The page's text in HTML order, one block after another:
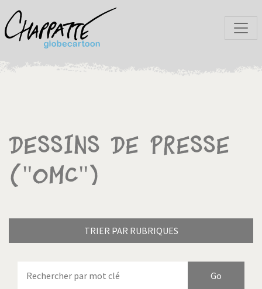
Dessins de presse
("OMC")
TRIER PAR RUBRIQUES
Bienvenue en Italie